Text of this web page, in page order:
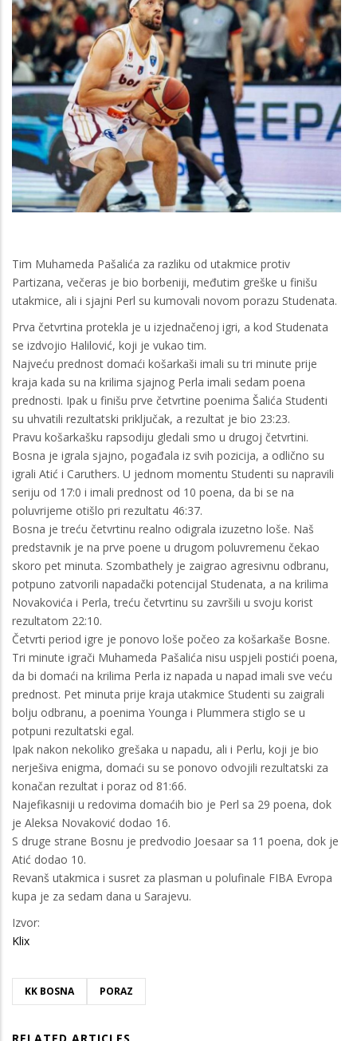
Tim Muhameda Pašalića za razliku od utakmice protiv
Partizana, večeras je bio borbeniji, međutim greške u finišu
utakmice, ali i sjajni Perl su kumovali novom porazu Studenata.
Prva četvrtina protekla je u izjednačenoj igri, a kod Studenata
se izdvojio Halilović, koji je vukao tim.
Najveću prednost domaći košarkaši imali su tri minute prije
kraja kada su na krilima sjajnog Perla imali sedam poena
prednosti. Ipak u finišu prve četvrtine poenima Šalića Studenti
su uhvatili rezultatski priključak, a rezultat je bio 23:23.
Pravu košarkašku rapsodiju gledali smo u drugoj četvrtini.
Bosna je igrala sjajno, pogađala iz svih pozicija, a odlično su
igrali Atić i Caruthers. U jednom momentu Studenti su napravili
seriju od 17:0 i imali prednost od 10 poena, da bi se na
poluvrijeme otišlo pri rezultatu 46:37.
Bosna je treću četvrtinu realno odigrala izuzetno loše. Naš
predstavnik je na prve poene u drugom poluvremenu čekao
skoro pet minuta. Szombathely je zaigrao agresivnu odbranu,
potpuno zatvorili napadački potencijal Studenata, a na krilima
Novakovića i Perla, treću četvrtinu su završili u svoju korist
rezultatom 22:10.
Četvrti period igre je ponovo loše počeo za košarkaše Bosne.
Tri minute igrači Muhameda Pašalića nisu uspjeli postići poena,
da bi domaći na krilima Perla iz napada u napad imali sve veću
prednost. Pet minuta prije kraja utakmice Studenti su zaigrali
bolju odbranu, a poenima Younga i Plummera stiglo se u
potpuni rezultatski egal.
Ipak nakon nekoliko grešaka u napadu, ali i Perlu, koji je bio
nerješiva enigma, domaći su se ponovo odvojili rezultatski za
konačan rezultat i poraz od 81:66.
Najefikasniji u redovima domaćih bio je Perl sa 29 poena, dok
je Aleksa Novaković dodao 16.
S druge strane Bosnu je predvodio Joesaar sa 11 poena, dok je
Atić dodao 10.
Revanš utakmica i susret za plasman u polufinale FIBA Evropa
kupa je za sedam dana u Sarajevu.
Izvor:
Klix
KK BOSNA PORAZ
RELATED ARTICLES